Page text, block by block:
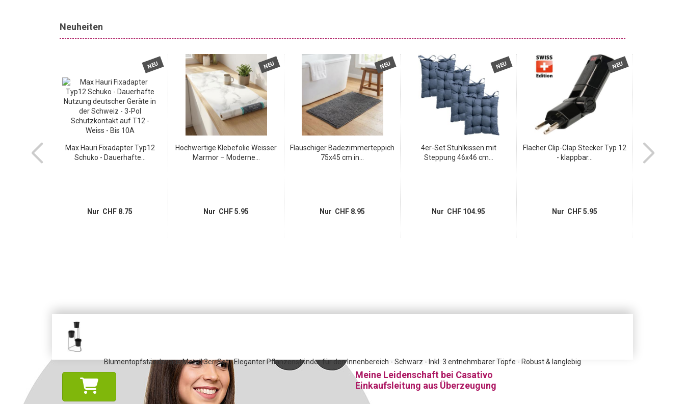
Neuheiten
NEU
Max Hauri Fixadapter Typ12
Schuko - Dauerhafte...
Nur CHF 8.75
NEU
Hochwertige Klebefolie Weisser
Marmor – Moderne...
Nur CHF 5.95
NEU
Flauschiger Badezimmerteppich
75x45 cm in...
Nur CHF 8.95
NEU
4er-Set Stuhlkissen mit
Steppung 46x46 cm...
Nur CHF 104.95
NEU
Flacher Clip-Clap Stecker Typ 12
- klappbar...
Nur CHF 5.95
Stuhlkissen
Blumentopfständer aus Metall 3er-Set - Eleganter Pflanzenständer für den Innenbereich - Schwarz - Inkl. 3 entnehmbarer Töpfe - Robust & langlebig
Meine Leidenschaft bei Casativo
Einkaufsleitung aus Überzeugung